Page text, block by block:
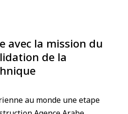
avec la mission du
de la